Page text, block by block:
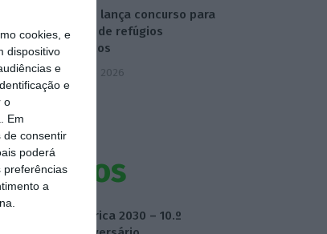
cookies, e
dispositivo
e
e
o
Em
de consentir
poderá
preferências
a
Turismo lança concurso para
criação de refúgios
climáticos
5 Agosto 2026
Eventos
Fábrica 2030 – 10.º